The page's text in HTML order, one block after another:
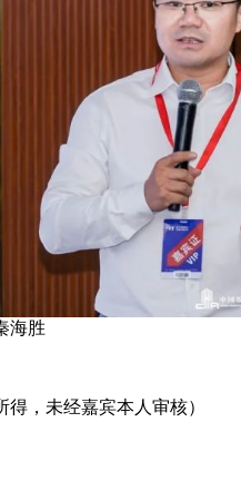
海胜
得，未经嘉宾本人审核）